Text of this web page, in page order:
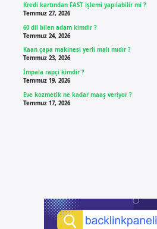
Kredi kartından FAST işlemi yapılabilir mi ?
Temmuz 27, 2026
60 dil bilen adam kimdir ?
Temmuz 24, 2026
Kaan çapa makinesi yerli malı mıdır ?
Temmuz 23, 2026
İmpala rapçi kimdir ?
Temmuz 19, 2026
Eve kozmetik ne kadar maaş veriyor ?
Temmuz 17, 2026